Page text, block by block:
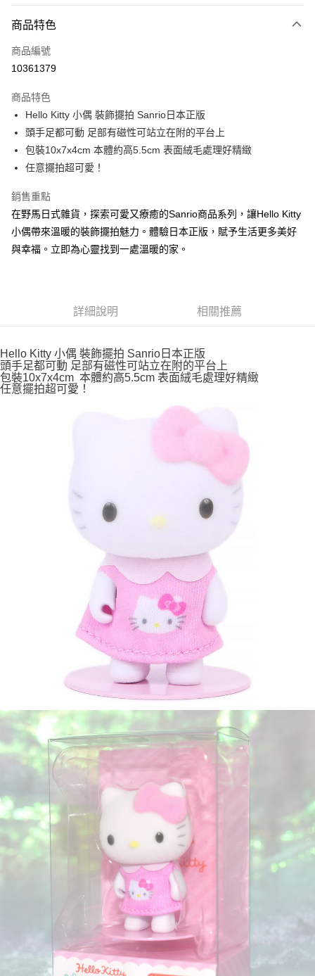
信用卡一次付款
信用卡分期付款
合作金庫商業銀行
華南商業銀行
彰化商業銀行
上海商業儲蓄銀行
台北富邦商業銀行
國泰世華商業銀行
兆豐國際商業銀行
臺灣中小企業銀行
聯邦商業銀行
元大商業銀行
永豐商業銀行
台新國際商業銀行
中國信託商業銀行
台灣樂天信用卡公司
LINE Pay
Apple Pay
悠遊付
Google Pay
付款後全家取貨
每筆NT$65，滿NT$999(含以上)免運費
每筆NT$100，滿NT$999(含以上)免運費
商品特色
商品編號
10361379
商品特色
Hello Kitty 小偶 裝飾擺拍 Sanrio日本正版
頭手足都可動 足部有磁性可站立在附的平台上
包裝10x7x4cm 本體約高5.5cm 表面絨毛處理好精緻
任意擺拍超可愛！
銷售重點
在野馬日式雜貨，探索可愛又療癒的Sanrio商品系列，讓Hello Kitty
小偶帶來溫暖的裝飾擺拍魅力。體驗日本正版，賦予生活更多美好
與幸福。立即為心靈找到一處溫暖的家。
詳細說明 相關推薦
Hello Kitty 小偶 裝飾擺拍 Sanrio日本正版
頭手足都可動 足部有磁性可站立在附的平台上
包裝10x7x4cm 本體約高5.5cm 表面絨毛處理好精緻
任意擺拍超可愛！